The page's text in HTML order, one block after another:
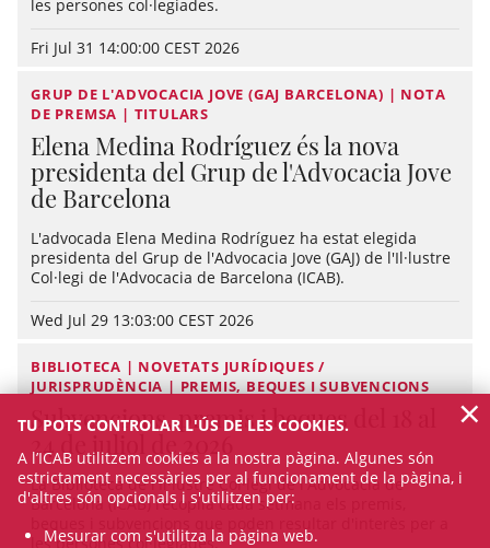
les persones col·legiades.
Fri Jul 31 14:00:00 CEST 2026
GRUP DE L'ADVOCACIA JOVE (GAJ BARCELONA) | NOTA
DE PREMSA | TITULARS
Elena Medina Rodríguez és la nova
presidenta del Grup de l'Advocacia Jove
de Barcelona
L'advocada Elena Medina Rodríguez ha estat elegida
presidenta del Grup de l'Advocacia Jove (GAJ) de l'Il·lustre
Col·legi de l'Advocacia de Barcelona (ICAB).
Wed Jul 29 13:03:00 CEST 2026
BIBLIOTECA | NOVETATS JURÍDIQUES /
JURISPRUDÈNCIA | PREMIS, BEQUES I SUBVENCIONS
Subvencions, premis i beques del 18 al
24 de juliol de 2026
La Biblioteca de l'Il·lustre Col·legi de l'Advocacia de
Barcelona (ICAB) recopila cada setmana els premis,
les persones col·legiades.
TU POTS CONTROLAR L'ÚS DE LES COOKIES.
A l’ICAB utilitzem cookies a la nostra pàgina. Algunes són
estrictament necessàries per al funcionament de la pàgina, i
d'altres són opcionals i s'utilitzen per:
Mesurar com s'utilitza la pàgina web.
×